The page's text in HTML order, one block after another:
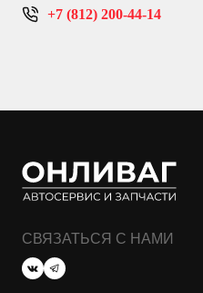
+7 (812) 200-44-14
СВЯЗАТЬСЯ С НАМИ